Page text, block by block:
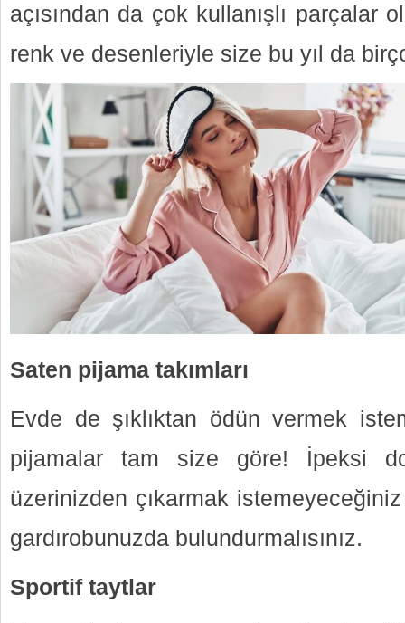
açısından da çok kullanışlı parçalar
renk ve desenleriyle size bu yıl da
Saten pijama takımları
Evde de şıklıktan ödün vermek
pijamalar tam size göre! İpeksi
üzerinizden çıkarmak
gardırobunuzda bulundurmalısınız.
Sportif taytlar